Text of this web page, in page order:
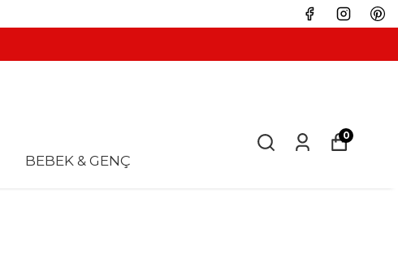
BEBEK & GENÇ
0